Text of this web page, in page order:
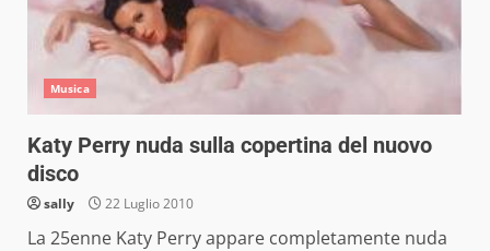
Musica
Katy Perry nuda sulla copertina del nuovo
disco
sally 22 Luglio 2010
La 25enne Katy Perry appare completamente nuda